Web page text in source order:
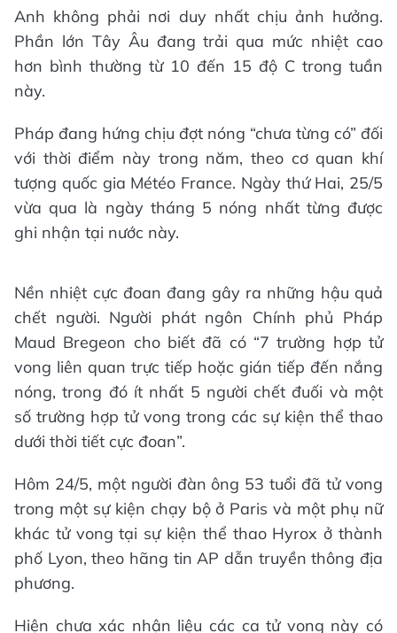
Anh không phải nơi duy nhất chịu ảnh hưởng.
Phần lớn Tây Âu đang trải qua mức nhiệt cao
hơn bình thường từ 10 đến 15 độ C trong tuần
này.
Pháp đang hứng chịu đợt nóng “chưa từng có” đối
với thời điểm này trong năm, theo cơ quan khí
tượng quốc gia Météo France. Ngày thứ Hai, 25/5
vừa qua là ngày tháng 5 nóng nhất từng được
ghi nhận tại nước này.
Nền nhiệt cực đoan đang gây ra những hậu quả
chết người. Người phát ngôn Chính phủ Pháp
Maud Bregeon cho biết đã có “7 trường hợp tử
vong liên quan trực tiếp hoặc gián tiếp đến nắng
nóng, trong đó ít nhất 5 người chết đuối và một
số trường hợp tử vong trong các sự kiện thể thao
dưới thời tiết cực đoan”.
Hôm 24/5, một người đàn ông 53 tuổi đã tử vong
trong một sự kiện chạy bộ ở Paris và một phụ nữ
khác tử vong tại sự kiện thể thao Hyrox ở thành
phố Lyon, theo hãng tin AP dẫn truyền thông địa
phương.
Hiện chưa xác nhận liệu các ca tử vong này có